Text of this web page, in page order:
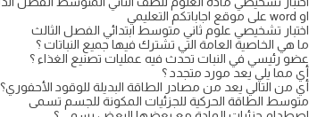
او word على موقع اجاباتكم التعليمي
اختبار تشخيصي علوم ثاني متوسط ابتدائي الفصل الثالث
ما هي الخاصية العامة التي تشترك فيها جميع النباتات ؟
عضو رئيسي في النبات تحدث فيه عمليات تصنيع الغذاء ؟
أي مما يلي يعد مورد متجدد ؟
أي من التالي يعد من مصادر الطاقة البديلة للوقود الأحفوري؟
متوسط الطاقة الحركية للجزئيات المكونة للجسم تسمى